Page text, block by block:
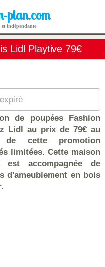
plan.com
et indépendante
Lidl Playtive 79€
de poupées Fashion
Lidl au prix de 79€ au
cette promotion
limitées. Cette maison
accompagnée de
d'ameublement en bois